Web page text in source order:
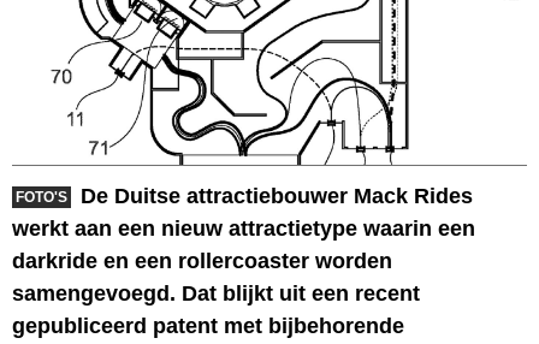
FOTO'S
De Duitse attractiebouwer Mack Rides
werkt aan een nieuw attractietype waarin een
darkride en een rollercoaster worden
samengevoegd. Dat blijkt uit een recent
gepubliceerd patent met bijbehorende